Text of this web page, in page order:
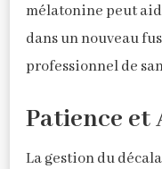
mélatonine peut
dans un nouveau
professionnel de
Patience
La gestion du